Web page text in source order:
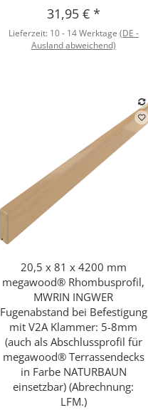
31,95 € *
Lieferzeit: 10 - 14 Werktage (DE -
Ausland abweichend)
Schnellkauf
20,5 x 81 x 4200 mm
megawood® Rhombusprofil,
MWRIN INGWER
Fugenabstand bei Befestigung
mit V2A Klammer: 5-8mm
(auch als Abschlussprofil für
megawood® Terrassendecks
in Farbe NATURBAUN
einsetzbar) (Abrechnung:
LFM.)